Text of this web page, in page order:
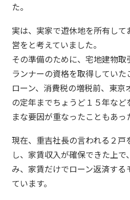
た。
実は、実家で遊休地を所有し
営をと考えていました。
その準備のために、宅地建物
ランナーの資格を取得してい
ローン、消費税の増税前、東
の定年までちょうど１５年な
まな要因が重なったこともあっ
現在、重吉社長の言われる２戸
し、家賃収入が確保できた上
み、家賃だけでローン返済する
ています。